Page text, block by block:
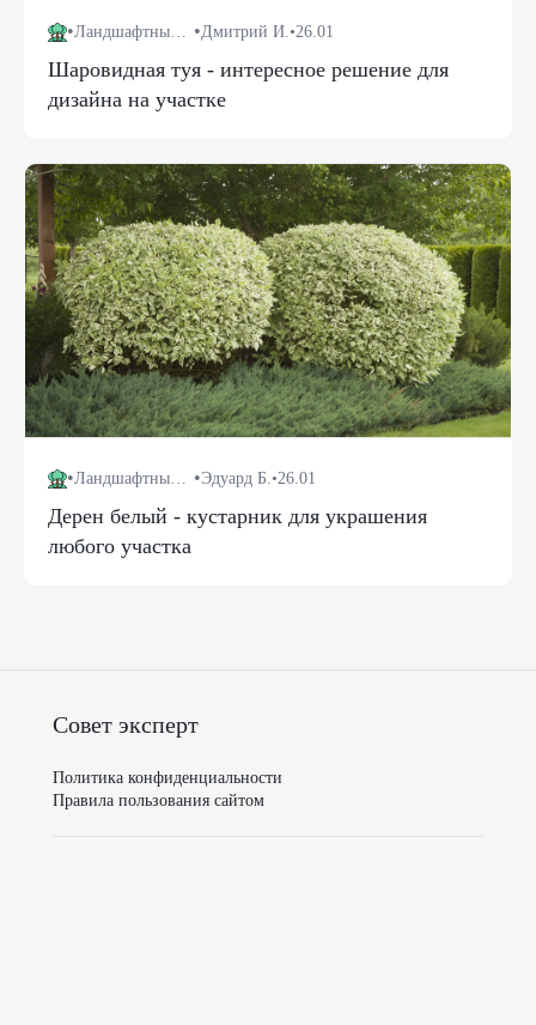
• Ландшафтный дизайн •Дмитрий И.•26.01
Шаровидная туя - интересное решение для
дизайна на участке
• Ландшафтный дизайн •Эдуард Б.•26.01
Дерен белый - кустарник для украшения
любого участка
Совет эксперт
Политика конфиденциальности
Правила пользования сайтом